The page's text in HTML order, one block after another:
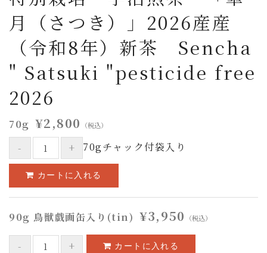
月（さつき）」2026産産
（令和8年）新茶 Sencha
" Satsuki "pesticide free
2026
70g ¥2,800 （税込）
70gチャック付袋入り
90g 鳥獣戯画缶入り(tin) ¥3,950 （税込）